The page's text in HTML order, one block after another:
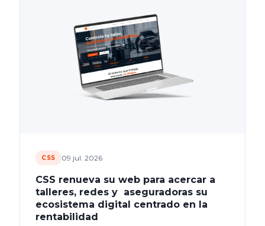
CSS 09 jul. 2026
CSS renueva su web para acercar a
talleres, redes y aseguradoras su
ecosistema digital centrado en la
rentabilidad